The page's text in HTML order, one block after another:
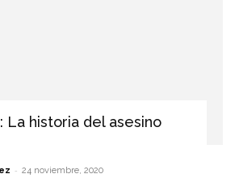
La historia del asesino
- 24 noviembre, 2020